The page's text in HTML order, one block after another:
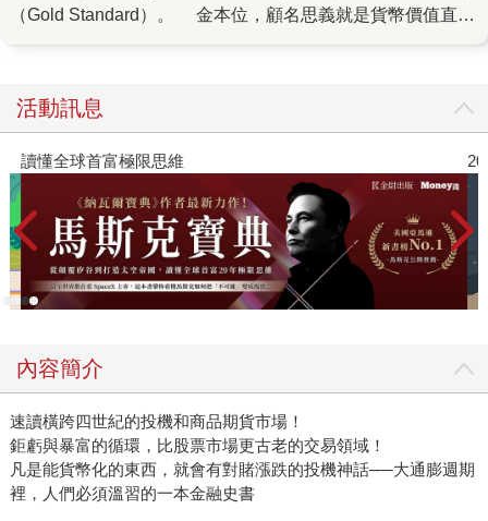
（Gold Standard）。 金本位，顧名思義就是貨幣價值直接
種「準貨幣」，主要反映對美元貶值的避險需求、全球信用
貨幣購買力縮水以及地緣政治風險下的安全性。觀察2020年
以來的黃金價格走勢，幾乎就是一部濃縮的當代金融史。
從2020年疫情爆發、2022年俄烏戰爭到美債規模的瘋狂擴
張，金價在 2026 年初一度突破 5,000 美元大關，震撼全球。
在高漲的金價背後，更值得討論的，是數字背後的情緒——
那不是理性的精算，而是人們內在的集體恐懼與生存本能。
比起投資工具，黃金更像是一面鏡子，映照著人們對秩序與
什麼數千年來，黃金始終是眾人追逐的核心資產？這和它無
法被隨意「印製」，也無法被任意「稀釋」有關。彷彿是遵
循某種自然法則，黃金供給的增長率和全球人口增長率相
同，大約每年3％。 自1971年以來，世界人口增加了一倍
多一點，黃金的供給量也是。而且，隨著人類生產力的提
升，黃金的購買力在幾千年來也不斷增加。 英國財經作者
活動訊息
讀懂全球首富極限思維
內容簡介
速讀橫跨四世紀的投機和商品期貨市場！
鉅虧與暴富的循環，比股票市場更古老的交易領域！
凡是能貨幣化的東西，就會有對賭漲跌的投機神話──大通膨週期
裡，人們必須溫習的一本金融史書